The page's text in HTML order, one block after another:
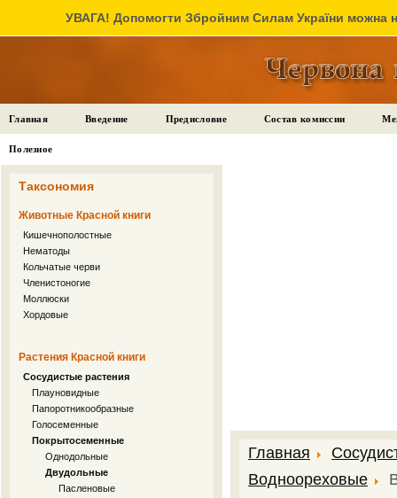
УВАГА! Допомогти Збройним Силам України можна
Главная Введение Предисловие Состав комиссии
Полезное
Таксономия
Животные Красной книги
Кишечнополостные
Нематоды
Кольчатые черви
Членистоногие
Моллюски
Хордовые
Растения Красной книги
Сосудистые растения
Плауновидные
Папоротникообразные
Голосеменные
Покрытосеменные
Однодольные
Двудольные
Пасленовые
Главная
Водноореховые